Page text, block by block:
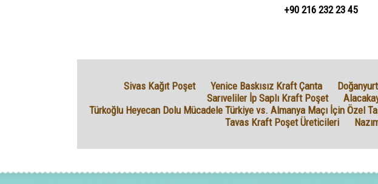
+90 216 232 23 45
Sivas Kağıt Poşet Yenice Baskısız Kraft Çanta
Sarıveliler İp Saplı Kraft Poşet
Türkoğlu Heyecan Dolu Mücadele Türkiye vs. Almanya Maçı İçin Özel
Tavas Kraft Poşet Üreticileri